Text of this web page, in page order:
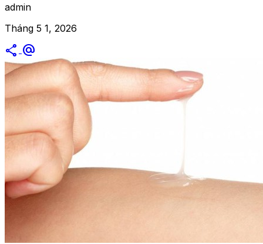
admin
Tháng 5 1, 2026
share alternate_email